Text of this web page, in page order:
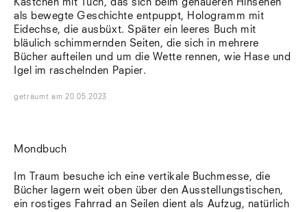
Kästchen mit Tuch, das sich beim genaueren Hinsehen
als bewegte Geschichte entpuppt, Hologramm mit
Eidechse, die ausbüxt. Später ein leeres Buch mit
bläulich schimmernden Seiten, die sich in mehrere
Bücher aufteilen und um die Wette rennen, wie Hase und
Igel im raschelnden Papier.
geträumt am20.05.2023
Mondbuch
Im Traum besuche ich eine vertikale Buchmesse, die
Bücher lagern weit oben über den Ausstellungstischen,
ein rostiges Fahrrad an Seilen dient als Aufzug, natürlich